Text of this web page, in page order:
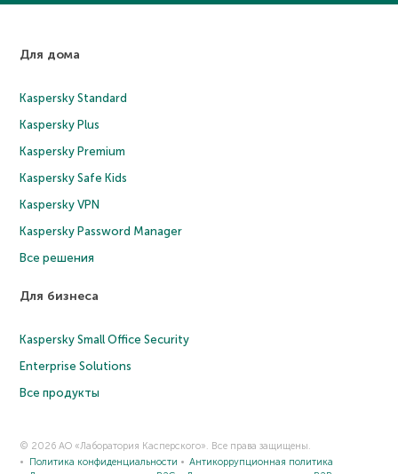
Для дома
Kaspersky Standard
Kaspersky Plus
Kaspersky Premium
Kaspersky Safe Kids
Kaspersky VPN
Kaspersky Password Manager
Все решения
Для бизнеса
Kaspersky Small Office Security
Enterprise Solutions
Все продукты
© 2026 АО «Лаборатория Касперского». Все права защищены.
Политика конфиденциальности
Антикоррупционная политика